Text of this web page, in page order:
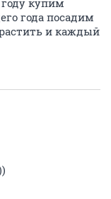
купим
года посадим
и каждый